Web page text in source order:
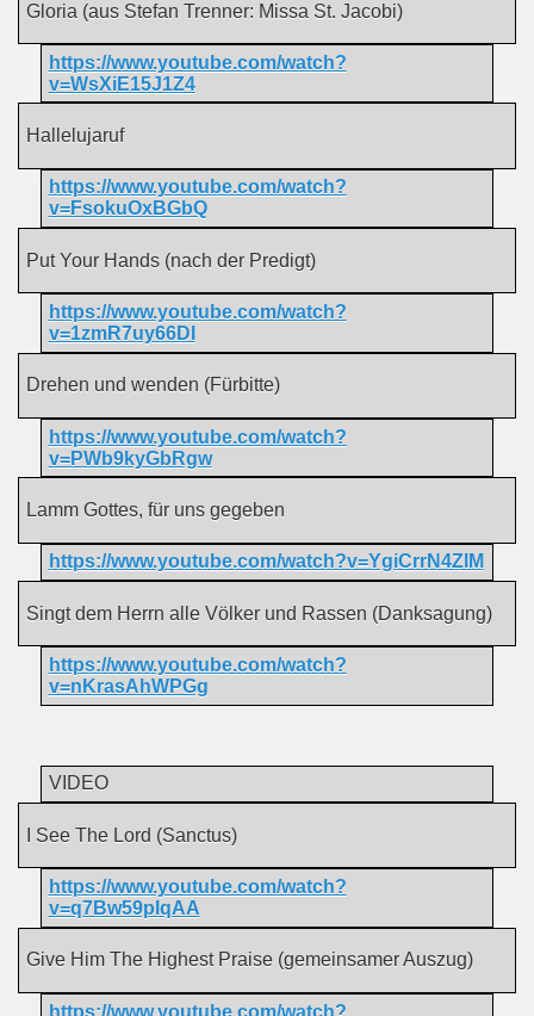
Gloria (aus Stefan Trenner: Missa St. Jacobi)
https://www.youtube.com/watch?
v=WsXiE15J1Z4
Hallelujaruf
https://www.youtube.com/watch?
v=FsokuOxBGbQ
Put Your Hands (nach der Predigt)
https://www.youtube.com/watch?
v=1zmR7uy66DI
Drehen und wenden (Fürbitte)
https://www.youtube.com/watch?
v=PWb9kyGbRgw
Lamm Gottes, für uns gegeben
https://www.youtube.com/watch?v=YgiCrrN4ZlM
Singt dem Herrn alle Völker und Rassen (Danksagung)
https://www.youtube.com/watch?
v=nKrasAhWPGg
VIDEO
I See The Lord (Sanctus)
https://www.youtube.com/watch?
v=q7Bw59pIqAA
Give Him The Highest Praise (gemeinsamer Auszug)
https://www.youtube.com/watch?